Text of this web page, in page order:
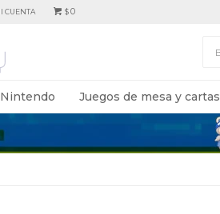
Nintendo Juegos de mesa y cartas
$0